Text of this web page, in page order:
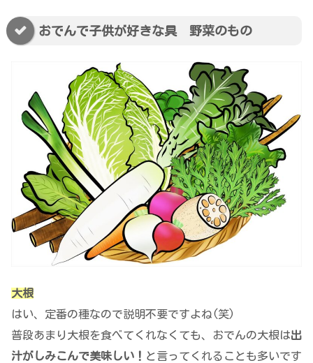
おでんで子供が好きな具 野菜のもの
大根
はい、定番の種なので説明不要ですよね(笑)
普段あまり大根を食べてくれなくても、おでんの大根は出
汁がしみこんで美味しい！ と言ってくれることも多いです